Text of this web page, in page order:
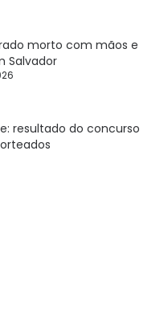
morto com mãos e
Salvador
resultado do concurso